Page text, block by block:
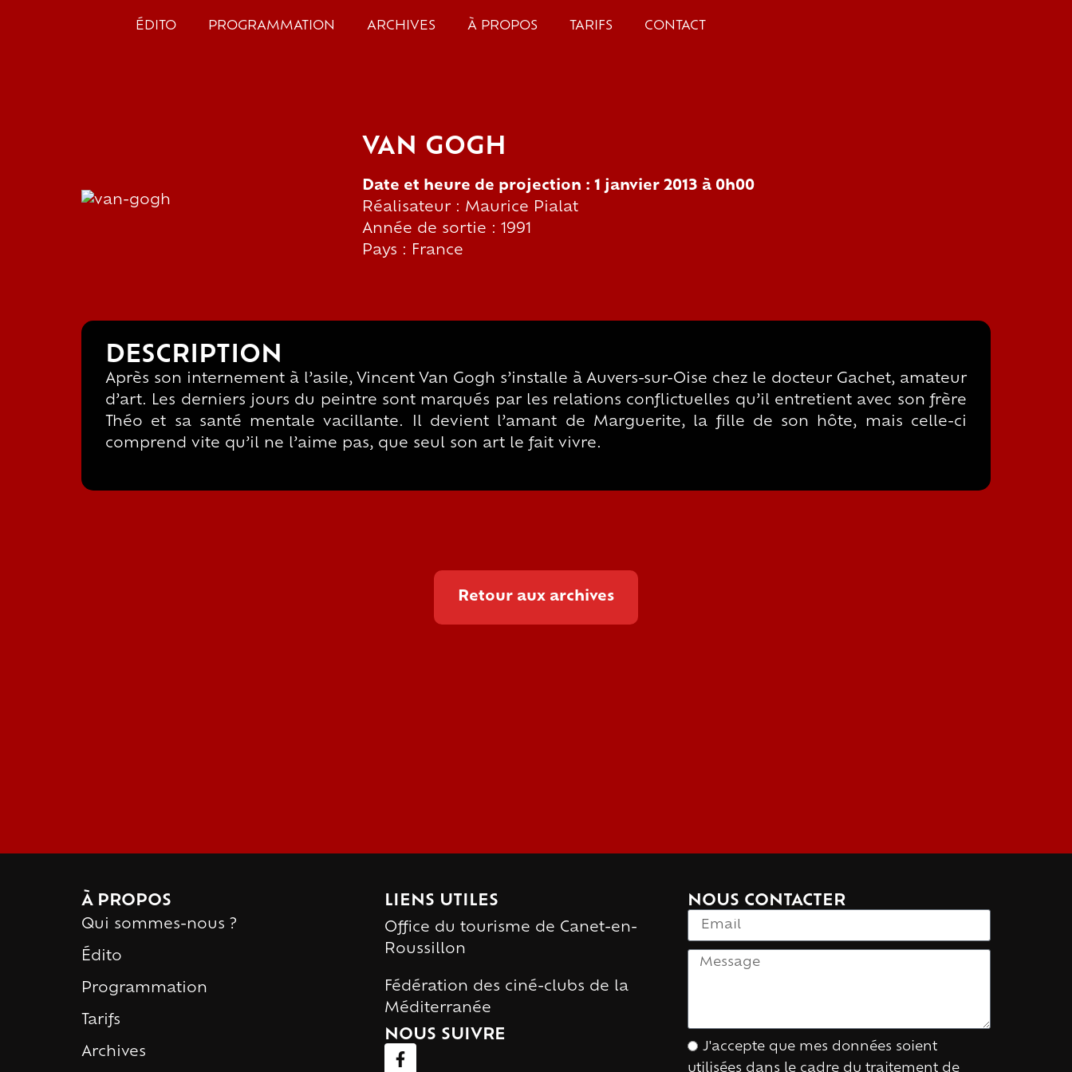
ÉDITO PROGRAMMATION ARCHIVES À PROPOS TARIFS CONTACT
VAN GOGH
Date et heure de projection : 1 janvier 2013 à 0h00
Réalisateur : Maurice Pialat
Année de sortie : 1991
Pays : France
DESCRIPTION
Après son internement à l’asile, Vincent Van Gogh s’installe à Auvers-sur-Oise chez le docteur Gachet, amateur
d’art. Les derniers jours du peintre sont marqués par les relations conflictuelles qu’il entretient avec son frère
Théo et sa santé mentale vacillante. Il devient l’amant de Marguerite, la fille de son hôte, mais celle-ci
comprend vite qu’il ne l’aime pas, que seul son art le fait vivre.
Retour aux archives
À PROPOS
Qui sommes-nous ?
Édito
Programmation
Tarifs
Archives
LIENS UTILES
Office du tourisme de Canet-en-
Roussillon
Fédération des ciné-clubs de la
Méditerranée
NOUS SUIVRE
NOUS CONTACTER
J'accepte que mes données soient
utilisées dans le cadre du traitement de